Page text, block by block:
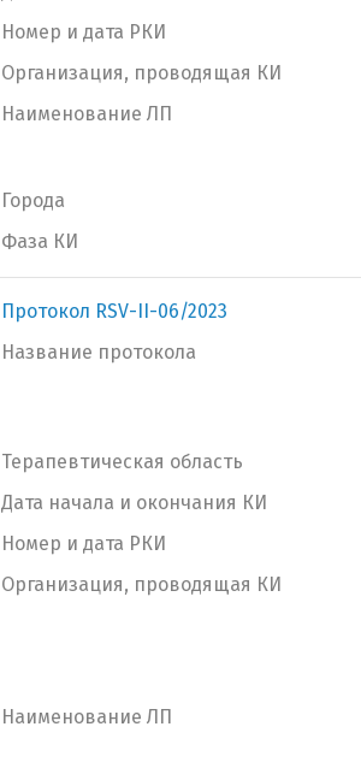
Номер и дата РКИ
Организация, проводящая КИ
Наименование ЛП
Города
Фаза КИ
Протокол RSV-II-06/2023
Название протокола
Терапевтическая область
Дата начала и окончания КИ
Номер и дата РКИ
Организация, проводящая КИ
Наименование ЛП